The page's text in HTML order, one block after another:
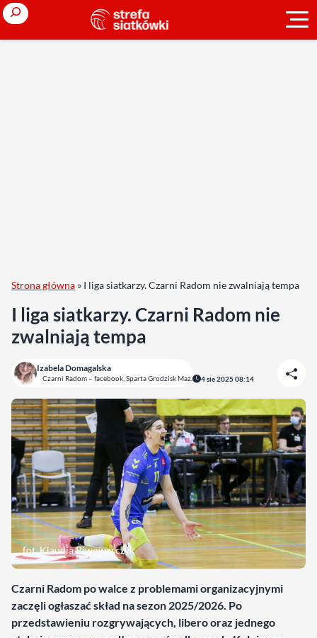
Search
Strona główna » I liga siatkarzy. Czarni Radom nie zwalniają tempa
I liga siatkarzy. Czarni Radom nie
zwalniają tempa
Izabela Domagalska
Czarni Radom – facebook, Sparta Grodzisk Maz. 4 sie 2025 08:14
fot. Klaudia Piwowarczyk
Czarni Radom po walce z problemami organizacyjnymi
zaczęli ogłaszać skład na sezon 2025/2026. Po
przedstawieniu rozgrywających, libero oraz jednego